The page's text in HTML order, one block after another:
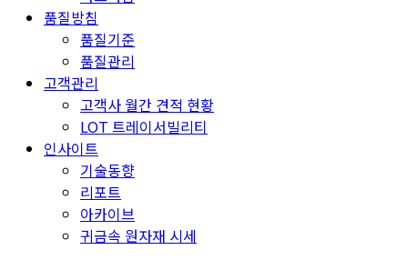
품질방침
품질기준
품질관리
고객관리
고객사 월간 견적 현황
LOT 트레이서빌리티
인사이트
기술동향
리포트
아카이브
귀금속 원자재 시세